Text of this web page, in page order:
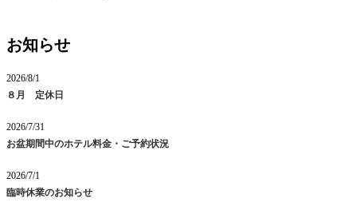
お知らせ
2026/8/1
８月 定休日
2026/7/31
お盆期間中のホテル料金・ご予約状況
2026/7/1
臨時休業のお知らせ